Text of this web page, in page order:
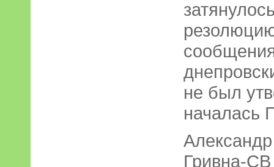
не был
началась
Гривна-